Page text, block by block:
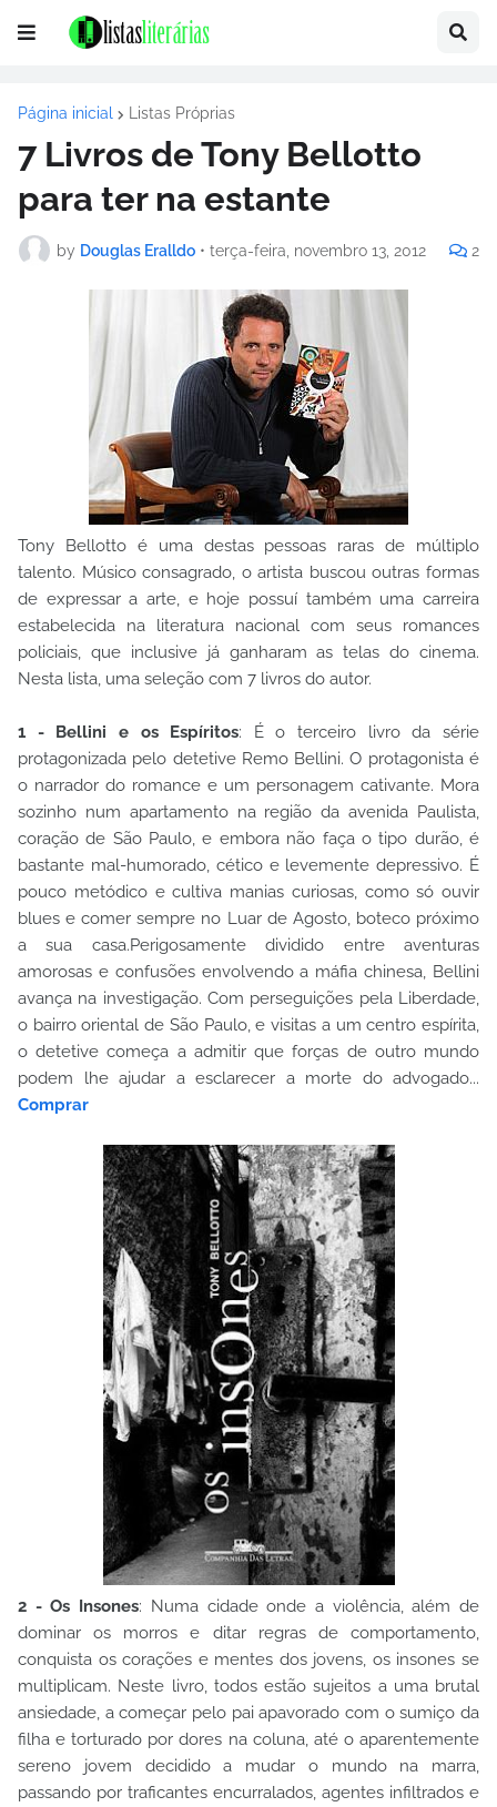
Página inicial Listas Próprias
7 Livros de Tony Bellotto
para ter na estante
by Douglas Eralldo • terça-feira, novembro 13, 2012 2
Tony Bellotto é uma destas pessoas raras de múltiplo
talento. Músico consagrado, o artista buscou outras formas
de expressar a arte, e hoje possuí também uma carreira
estabelecida na literatura nacional com seus romances
policiais, que inclusive já ganharam as telas do cinema.
Nesta lista, uma seleção com 7 livros do autor.
1 - Bellini e os Espíritos: É o terceiro livro da série
protagonizada pelo detetive Remo Bellini. O protagonista é
o narrador do romance e um personagem cativante. Mora
sozinho num apartamento na região da avenida Paulista,
coração de São Paulo, e embora não faça o tipo durão, é
bastante mal-humorado, cético e levemente depressivo. É
pouco metódico e cultiva manias curiosas, como só ouvir
blues e comer sempre no Luar de Agosto, boteco próximo
a sua casa.Perigosamente dividido entre aventuras
amorosas e confusões envolvendo a máfia chinesa, Bellini
avança na investigação. Com perseguições pela Liberdade,
o bairro oriental de São Paulo, e visitas a um centro espírita,
o detetive começa a admitir que forças de outro mundo
podem lhe ajudar a esclarecer a morte do advogado...
Comprar
2 - Os Insones: Numa cidade onde a violência, além de
dominar os morros e ditar regras de comportamento,
conquista os corações e mentes dos jovens, os insones se
multiplicam. Neste livro, todos estão sujeitos a uma brutal
ansiedade, a começar pelo pai apavorado com o sumiço da
filha e torturado por dores na coluna, até o aparentemente
sereno jovem decidido a mudar o mundo na marra,
passando por traficantes encurralados, agentes infiltrados e